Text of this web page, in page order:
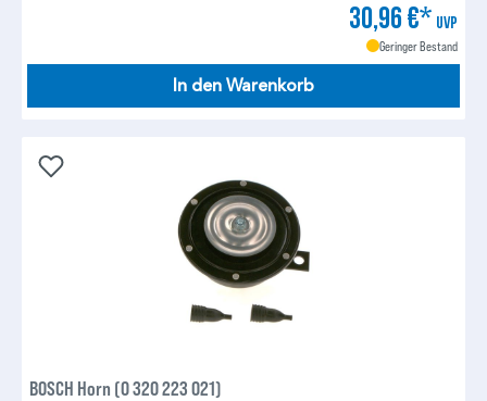
30,96 €* UVP
Geringer Bestand
In den Warenkorb
BOSCH Horn (0 320 223 021)